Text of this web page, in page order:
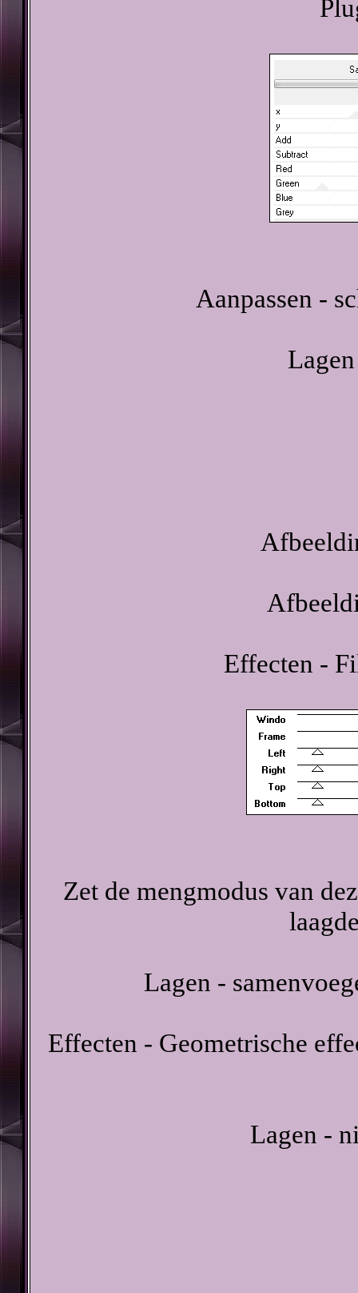
Aanpassen -
Effecten -
Zet de mengmodus van
Lagen -
Effecten - Geometrische
Lagen -